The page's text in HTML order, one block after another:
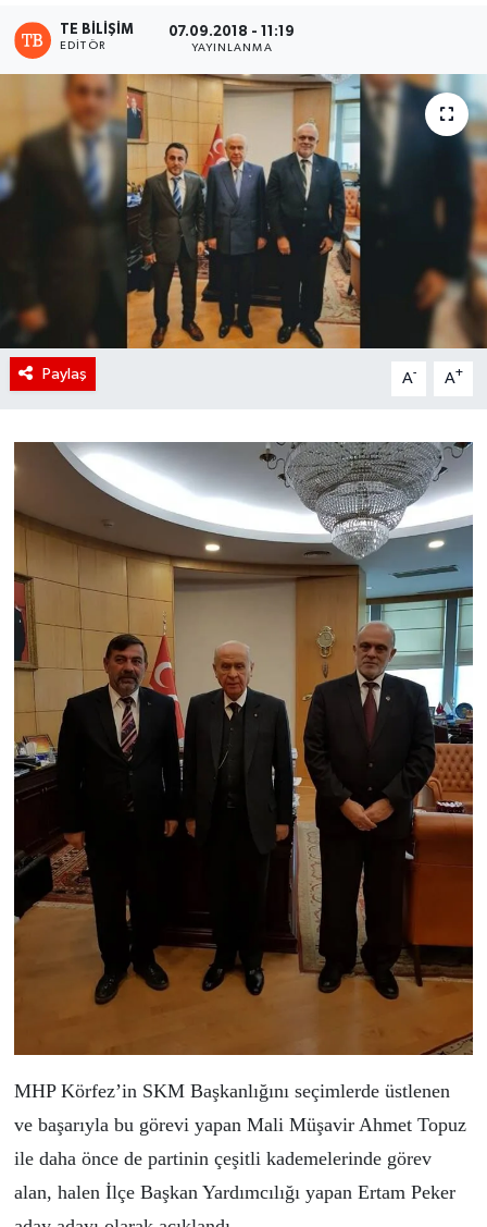
TE BILIŞIM
EDITÖR
07.09.2018 - 11:19
YAYINLANMA
Paylaş A- A+
MHP Körfez’in SKM Başkanlığını seçimlerde üstlenen
ve başarıyla bu görevi yapan Mali Müşavir Ahmet Topuz
ile daha önce de partinin çeşitli kademelerinde görev
alan, halen İlçe Başkan Yardımcılığı yapan Ertam Peker